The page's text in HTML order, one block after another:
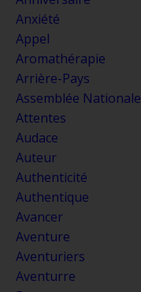
Anxiété
Appel
Aromathérapie
Arrière-Pays
Assemblée Nationale
Attentes
Audace
Auteur
Authenticité
Authentique
Avancer
Aventure
Aventuriers
Aventurre